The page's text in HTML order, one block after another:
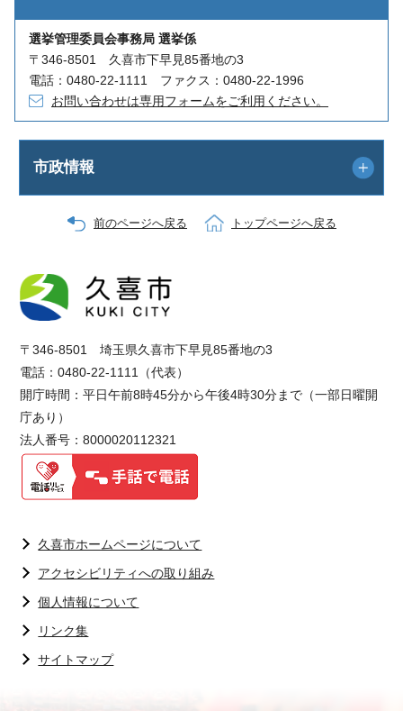
選挙管理委員会事務局 選挙係
〒346-8501 久喜市下早見85番地の3
電話：0480-22-1111 ファクス：0480-22-1996
お問い合わせは専用フォームをご利用ください。
市政情報
前のページへ戻る トップページへ戻る
〒346-8501 埼玉県久喜市下早見85番地の3
電話：0480-22-1111（代表）
開庁時間：平日午前8時45分から午後4時30分まで（一部日曜開
庁あり）
法人番号：8000020112321
久喜市ホームページについて
アクセシビリティへの取り組み
個人情報について
リンク集
サイトマップ